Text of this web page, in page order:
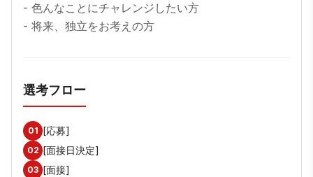
- 色んなことにチャレンジしたい方
- 将来、独立をお考えの方
選考フロー
01 [応募]
02 [面接日決定]
03 [面接]